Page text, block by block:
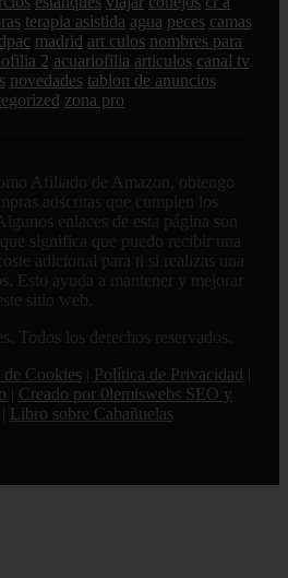
terapia asistida agua peces camas
madrid art culos nombres para
2 acuariofilia articulos canal tv
novedades tablon de anuncios
zona pro
Afiliado de Amazon, obtengo
adscritas que cumplen los
enlaces de esta página son
significa que puedo recibir una
adicional para ti si realizas una
Esto ayuda a mantener y mejorar
sitio web.
Todos los derechos reservados.
de Cookies Política de Privacidad
Creado por 0lemiswebs SEO y
Libro sobre Cabañuelas